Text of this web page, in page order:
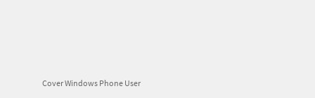
Cover Windows Phone User